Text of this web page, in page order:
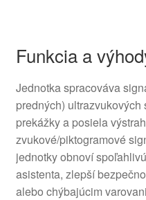
Funkcia a
Jednotka spracováva
predných)
prekážky a posiela
zvukové/piktogramové
jednotky obnoví
asistenta, zlepší
alebo chýbajúcim